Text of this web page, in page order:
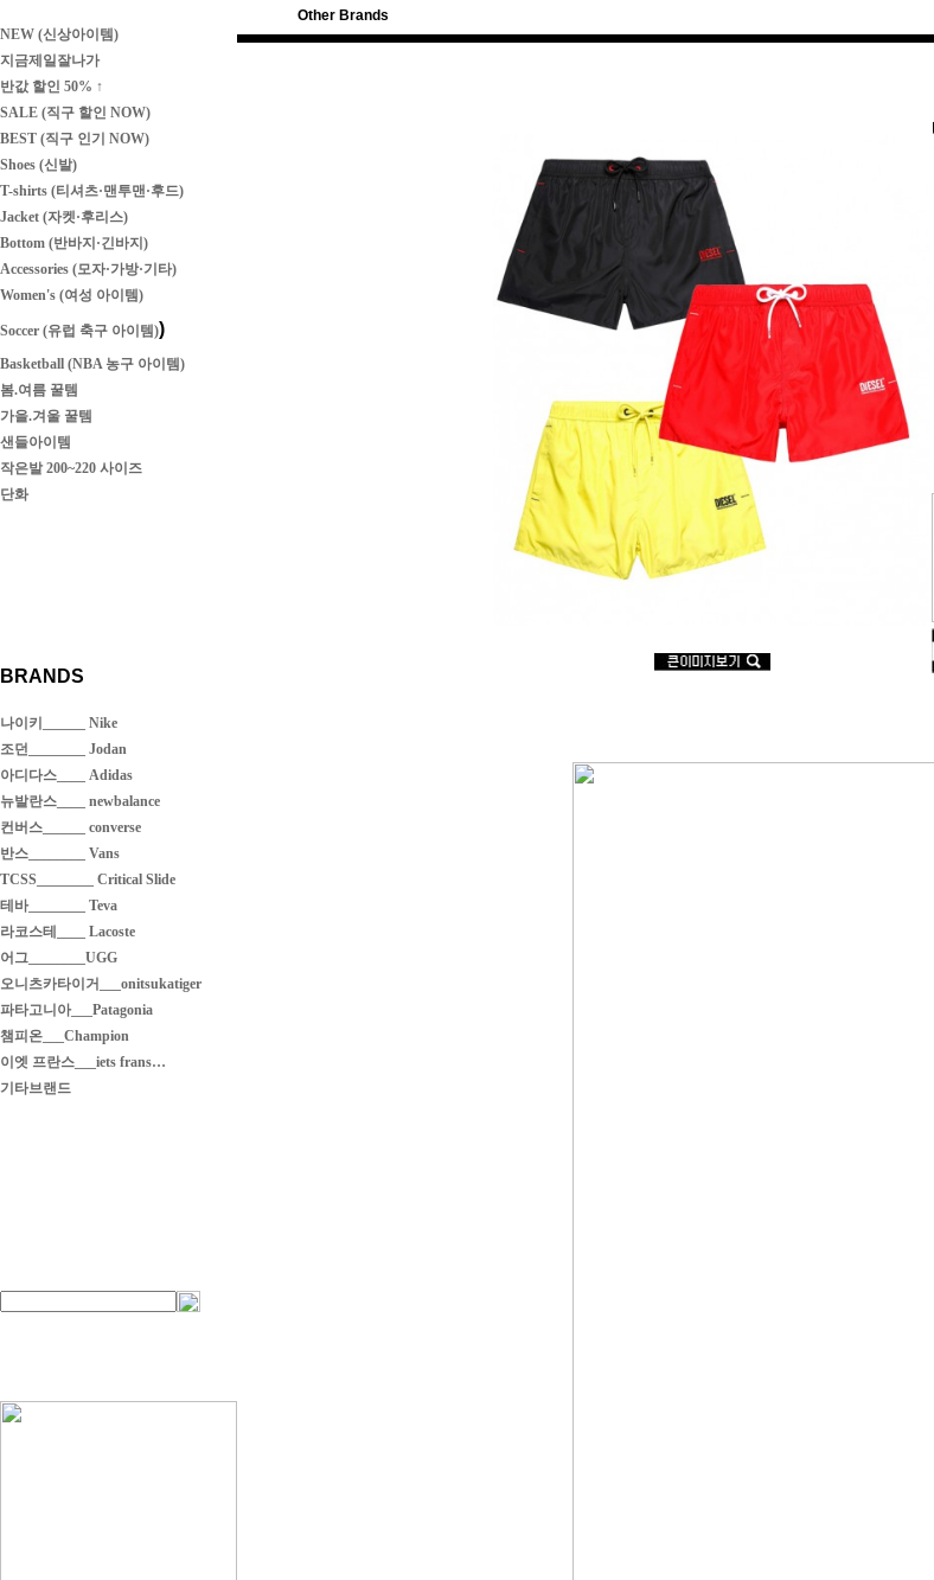
NEW (신상아이템)
지금제일잘나가
반값 할인 50% ↑
SALE (직구 할인 NOW)
BEST (직구 인기 NOW)
Shoes (신발)
T-shirts (티셔츠·맨투맨·후드)
Jacket (자켓·후리스)
Bottom (반바지·긴바지)
Accessories (모자·가방·기타)
Women's (여성 아이템)
Soccer (유럽 축구 아이템))
Basketball (NBA 농구 아이템)
봄.여름 꿀템
가을.겨울 꿀템
샌들아이템
작은발 200~220 사이즈
단화
BRANDS
나이키______ Nike
조던________ Jodan
아디다스____ Adidas
뉴발란스____ newbalance
컨버스______ converse
반스________ Vans
TCSS________ Critical Slide
테바________ Teva
라코스테____ Lacoste
어그________UGG
오니츠카타이거___onitsukatiger
파타고니아___Patagonia
챔피온___Champion
이엣 프란스___iets frans…
기타브랜드
Other Brands